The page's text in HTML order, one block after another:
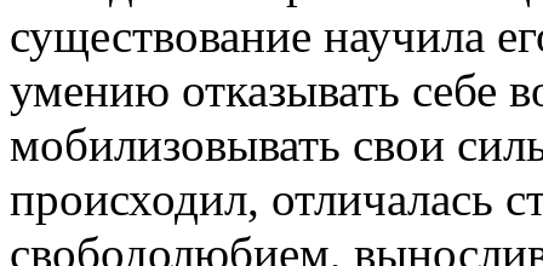
существование научила
умению отказывать себе
мобилизовывать свои
происходил, отличалась
свободолюбием,